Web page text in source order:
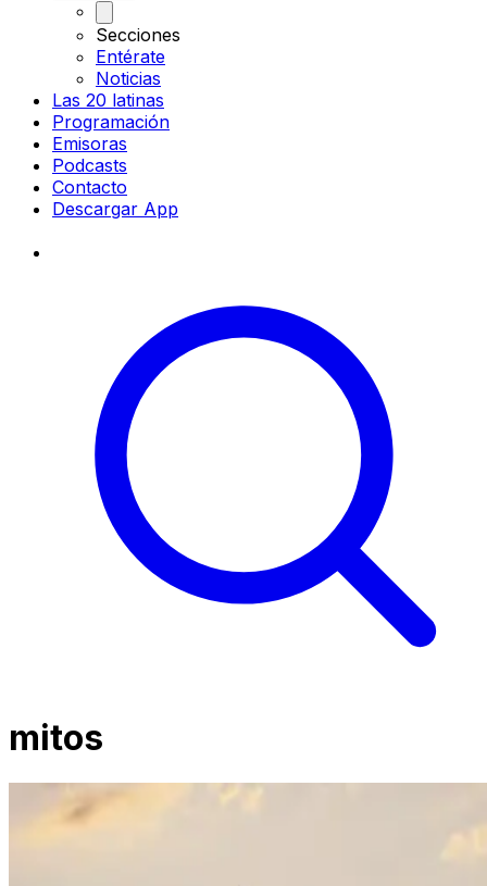
Secciones
Entérate
Noticias
Las 20 latinas
Programación
Emisoras
Podcasts
Contacto
Descargar App
mitos